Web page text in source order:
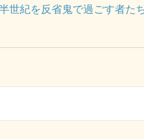
世紀を反省鬼で過ごす者た